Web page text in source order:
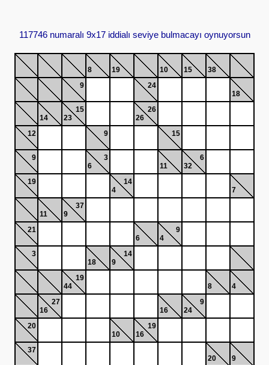
117746 numaralı 9x17 iddialı seviye bulmacayı oynuyorsun
8 19 10 15
38
9
24
18
14
15
23
26
26
12
9 15
9
3
6
11
6
32
19
14
4
7
11
37
9
21
6
9
4
3
18
14
9
19
44
8
4
27
16
16
9
24
20
10
19
16
37
20
9